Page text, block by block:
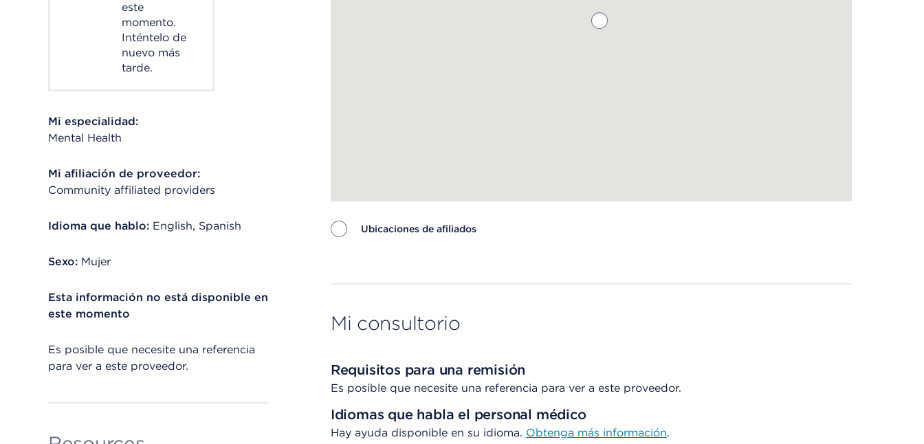
este
momento.
Inténtelo de
nuevo más
tarde.
Mi especialidad:
Mental Health
Mi afiliación de proveedor:
Community affiliated providers
Idioma que hablo: English, Spanish
Sexo: Mujer
Esta información no está disponible en
este momento
Es posible que necesite una referencia
para ver a este proveedor.
Ubicaciones de afiliados
Mi consultorio
Requisitos para una remisión
Es posible que necesite una referencia para ver a este proveedor.
Idiomas que habla el personal médico
Hay ayuda disponible en su idioma. Obtenga más información.